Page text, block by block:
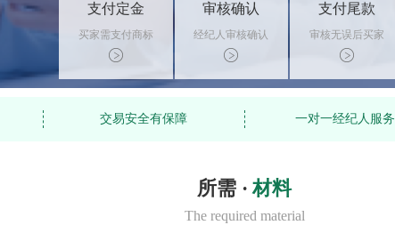
支付定金
买家需支付商标
标价的10%的购
买订金
审核确认
经纪人审核确认
商标状态
支付尾款
审核无误后买家
支付尾款，卖家
办理相关手续
交易安全有保障 一对一经纪人服务
所需 · 材料
The required material